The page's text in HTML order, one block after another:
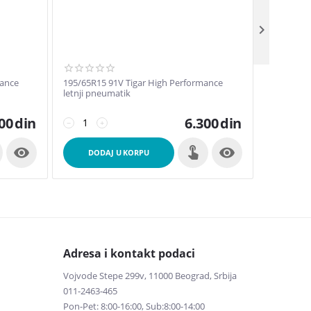
din

195/65R15 91V Tigar High Performance
letnji pneumatik
+
− 6.300din
DODAJ U KORPU 

Adresa i kontakt podaci
Vojvode Stepe 299v, 11000 Beograd, Srbija
011-2463-465
Pon-Pet: 8:00-16:00, Sub:8:00-14:00